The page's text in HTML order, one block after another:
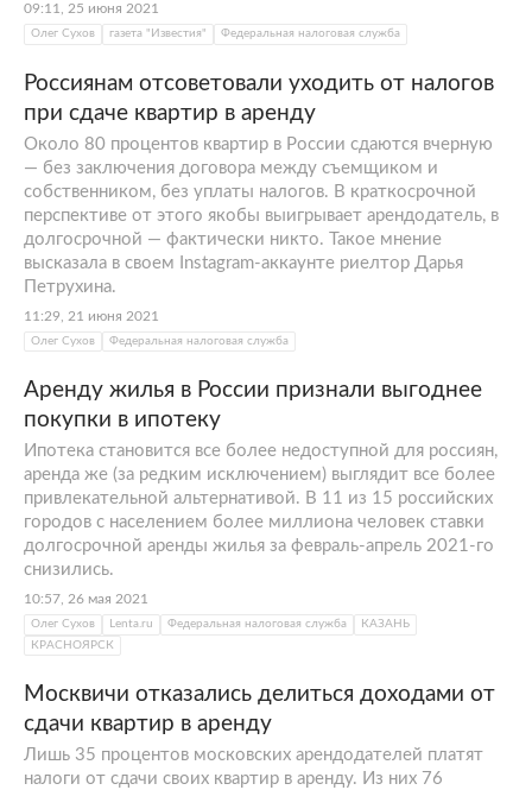
09:11, 25 июня 2021
Олег Сухов газета "Известия" Федеральная налоговая служба
Россиянам отсоветовали уходить от налогов
при сдаче квартир в аренду
Около 80 процентов квартир в России сдаются вчерную
— без заключения договора между съемщиком и
собственником, без уплаты налогов. В краткосрочной
перспективе от этого якобы выигрывает арендодатель, в
долгосрочной — фактически никто. Такое мнение
высказала в своем Instagram-аккаунте риелтор Дарья
Петрухина.
11:29, 21 июня 2021
Олег Сухов Федеральная налоговая служба
Аренду жилья в России признали выгоднее
покупки в ипотеку
Ипотека становится все более недоступной для россиян,
аренда же (за редким исключением) выглядит все более
привлекательной альтернативой. В 11 из 15 российских
городов с населением более миллиона человек ставки
долгосрочной аренды жилья за февраль-апрель 2021-го
снизились.
10:57, 26 мая 2021
Олег Сухов Lenta.ru Федеральная налоговая служба
КАЗАНЬ
КРАСНОЯРСК
Москвичи отказались делиться доходами от
сдачи квартир в аренду
Лишь 35 процентов московских арендодателей платят
налоги от сдачи своих квартир в аренду. Из них 76